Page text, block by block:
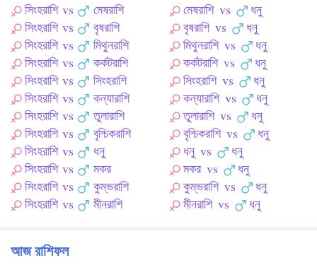
সিংহরাশি vs
মেষরাশি
সিংহরাশি vs
বৃষরাশি
সিংহরাশি vs
মিথুনরাশি
সিংহরাশি vs
কর্কটরাশি
সিংহরাশি vs
সিংহরাশি
সিংহরাশি vs
কন্যারাশি
সিংহরাশি vs
তুলারাশি
সিংহরাশি vs
বৃশ্চিকরাশি
সিংহরাশি vs
ধনু
সিংহরাশি vs
মকর
সিংহরাশি vs
কুম্ভরাশি
সিংহরাশি vs মীনরাশি
মেষরাশি vs
ধনু
বৃষরাশি vs
ধনু
মিথুনরাশি vs
ধনু
কর্কটরাশি vs
ধনু
সিংহরাশি vs
ধনু
কন্যারাশি vs
ধনু
তুলারাশি vs
ধনু
বৃশ্চিকরাশি vs
ধনু
ধনু vs
ধনু
মকর vs
ধনু
কুম্ভরাশি vs
ধনু
মীনরাশি vs ধনু
আজ রাশিফল